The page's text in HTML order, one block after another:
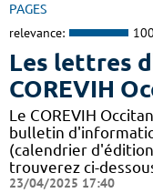
PAGES
relevance:
Les lettres
COREVIH
Le COREVIH
bulletin
(calendrier
trouverez ci-
23/04/2025 17:40